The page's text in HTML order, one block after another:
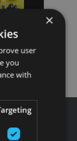
×
user
you
with